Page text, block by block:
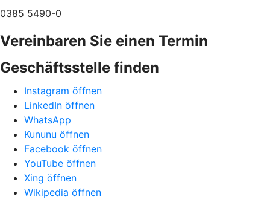
0385 5490-0
Vereinbaren Sie einen Termin
Geschäftsstelle finden
Instagram öffnen
LinkedIn öffnen
WhatsApp
Kununu öffnen
Facebook öffnen
YouTube öffnen
Xing öffnen
Wikipedia öffnen